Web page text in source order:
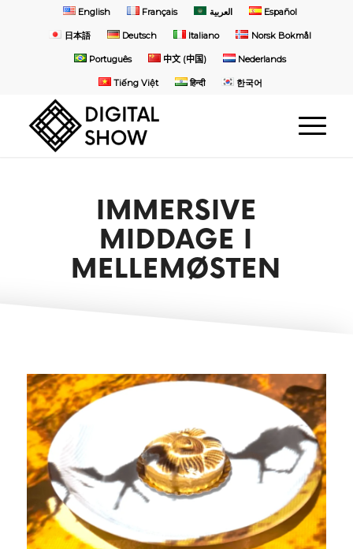
English Français العربية Español
日本語 Deutsch Italiano Norsk Bokmål
Português 中文 (中国) Nederlands
Tiếng Việt हिन्दी 한국어
IMMERSIVE
MIDDAGE I
MELLEMØSTEN